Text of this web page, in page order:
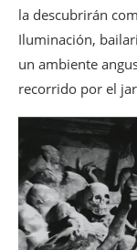
la descubrirán
Iluminación,
un ambiente
recorrido por el